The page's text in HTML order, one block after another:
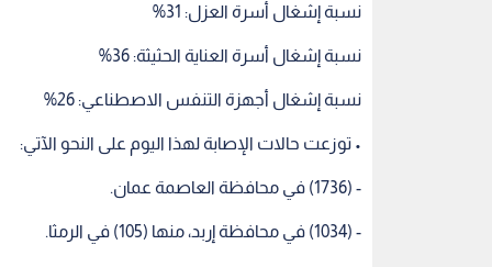
نسبة إشغال أسرة العزل: 31%
نسبة إشغال أسرة العناية الحثيثة: 36%
نسبة إشغال أجهزة التنفس الاصطناعي: 26%
• توزعت حالات الإصابة لهذا اليوم على النحو الآتي:
- (1736) في محافظة العاصمة عمان.
- (1034) في محافظة إربد، منها (105) في الرمثا.